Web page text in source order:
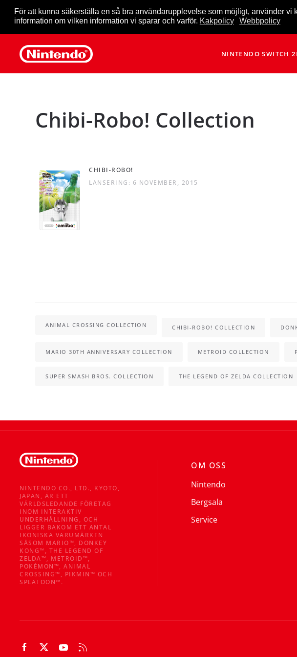
För att kunna säkerställa en så bra användarupplevelse som möjligt, använder
information om vilken information vi sparar och varför. Kakpolicy Webbpolicy
Skip to main content
NINTENDO SWITCH 2
Chibi-Robo! Collection
CHIBI-ROBO!
LANSERING: 6 NOVEMBER, 2015
ANIMAL CROSSING COLLECTION CHIBI-ROBO! COLLECTION
MARIO 30TH ANNIVERSARY COLLECTION METROID COLLECTION
SUPER SMASH BROS. COLLECTION THE LEGEND OF ZELDA COLLECTION
NINTENDO CO., LTD., KYOTO,
JAPAN, ÄR ETT
VÄRLDSLEDANDE FÖRETAG
INOM INTERAKTIV
UNDERHÅLLNING, OCH
LIGGER BAKOM ETT ANTAL
IKONISKA VARUMÄRKEN
SÅSOM MARIO™, DONKEY
KONG™, THE LEGEND OF
ZELDA™, METROID™,
POKÉMON™, ANIMAL
CROSSING™, PIKMIN™ OCH
SPLATOON™.
OM OSS
Nintendo
Bergsala
Service